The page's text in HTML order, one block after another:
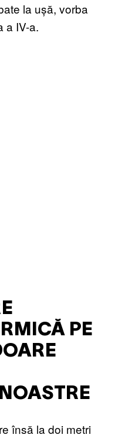
la ușă, vorba
a IV-a.
PE
însă la doi metri